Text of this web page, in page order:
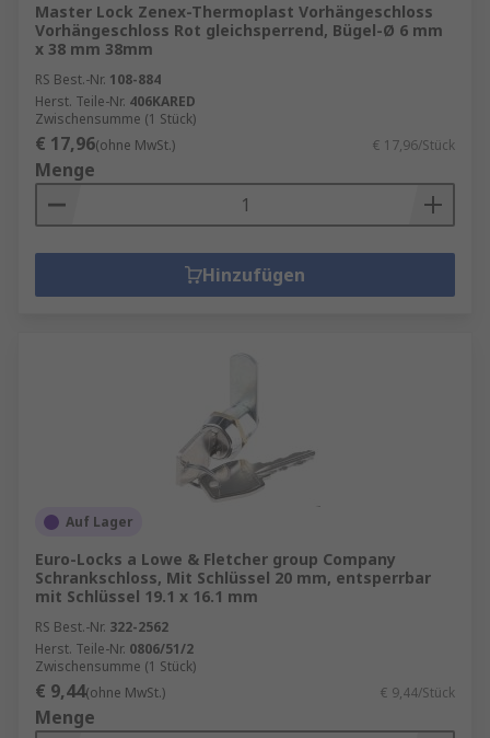
Master Lock Zenex-Thermoplast Vorhängeschloss
Vorhängeschloss Rot gleichsperrend, Bügel-Ø 6 mm
x 38 mm 38mm
RS Best.-Nr. 108-884
Herst. Teile-Nr. 406KARED
Zwischensumme (1 Stück)
€ 17,96(ohne MwSt.) € 17,96/Stück
Menge
Hinzufügen
Auf Lager
Euro-Locks a Lowe & Fletcher group Company
Schrankschloss, Mit Schlüssel 20 mm, entsperrbar
mit Schlüssel 19.1 x 16.1 mm
RS Best.-Nr. 322-2562
Herst. Teile-Nr. 0806/51/2
Zwischensumme (1 Stück)
€ 9,44(ohne MwSt.) € 9,44/Stück
Menge